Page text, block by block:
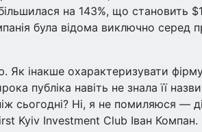
на 143%, що становить
була відома виключно серед
інакше охарактеризувати
публіка навіть не знала її
сьогодні? Ні, я не помиляюся —
Kyiv Investment Club Іван Компан.